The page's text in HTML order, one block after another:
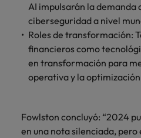
AI impulsarán la demanda
ciberseguridad a nivel
Roles de transformación:
financieros como
en transformación para
operativa y la
Fowlston concluyó: “2024
en una nota silenciada,